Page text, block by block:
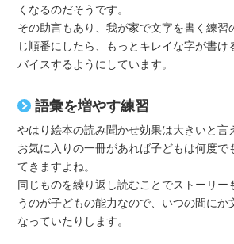
くなるのだそうです。
その助言もあり、我が家で文字を書く練習
じ順番にしたら、もっとキレイな字が書け
バイスするようにしています。
語彙を増やす練習
やはり絵本の読み聞かせ効果は大きいと言
お気に入りの一冊があれば子どもは何度で
てきますよね。
同じものを繰り返し読むことでストーリー
うのが子どもの能力なので、いつの間にか
なっていたりします。